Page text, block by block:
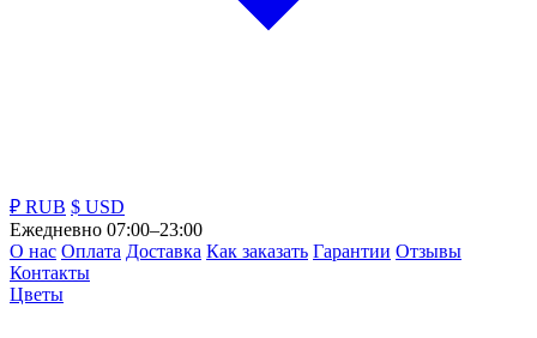
₽ RUB $ USD
Ежедневно 07:00–23:00
О нас Оплата Доставка Как заказать Гарантии Отзывы
Контакты
Цветы